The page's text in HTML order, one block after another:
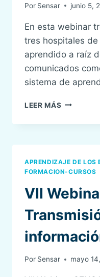
Por Sensar junio 5,
En esta webinar
tres hospitales de
aprendido a raíz
comunicados
sistema de
LEER MÁS VIII
SENSAR:
APRENDIZAJE DE LOS
FORMACION-CURSOS
VII
Por Sensar mayo